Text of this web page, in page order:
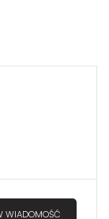
WIADOMOŚĆ